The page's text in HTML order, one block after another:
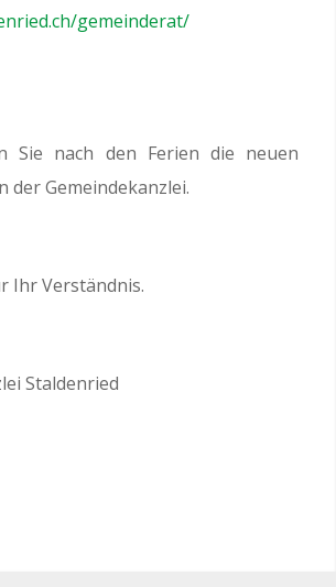
gemeinderat/
Sie nach den Ferien die neuen
der Gemeindekanzlei.
Ihr Verständnis.
Staldenried